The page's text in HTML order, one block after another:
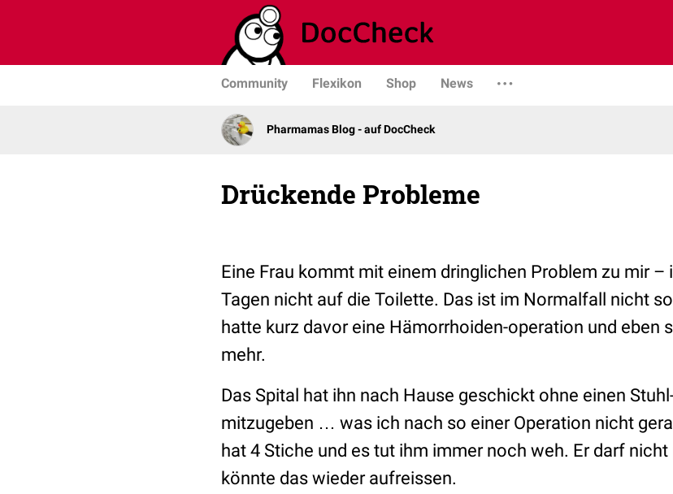
Community Flexikon Shop News
Pharmamas Blog - auf DocCheck
Drückende Probleme
Eine Frau kommt mit einem dringlichen Problem zu mir –
Tagen nicht auf die Toilette. Das ist im Normalfall nicht
hatte kurz davor eine Hämorrhoiden-operation und eben
mehr.
Das Spital hat ihn nach Hause geschickt ohne einen
mitzugeben … was ich nach so einer Operation nicht
hat 4 Stiche und es tut ihm immer noch weh. Er darf
könnte das wieder aufreissen.